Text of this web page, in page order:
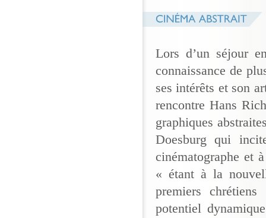
Lors d’un séjour
connaissance de
ses intérêts et son
rencontre Hans
graphiques
Doesburg qui
cinématographe et
« étant à la
premiers
potentiel